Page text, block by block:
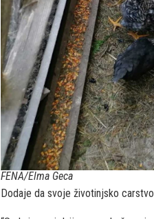
FENA/Elma Geca
Dodaje da svoje životinjsko